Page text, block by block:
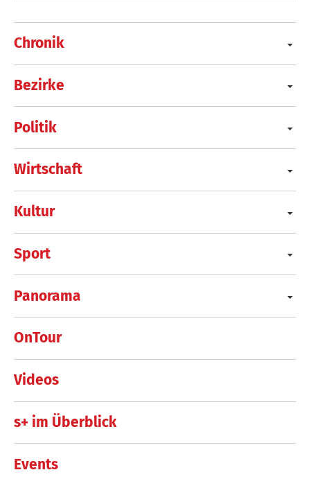
Chronik
Bezirke
Politik
Wirtschaft
Kultur
Sport
Panorama
OnTour
Videos
s+ im Überblick
Events